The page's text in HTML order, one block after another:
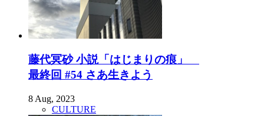
藤代冥砂 小説「はじまりの痕」
最終回 #54 さあ生きよう
8 Aug, 2023
CULTURE